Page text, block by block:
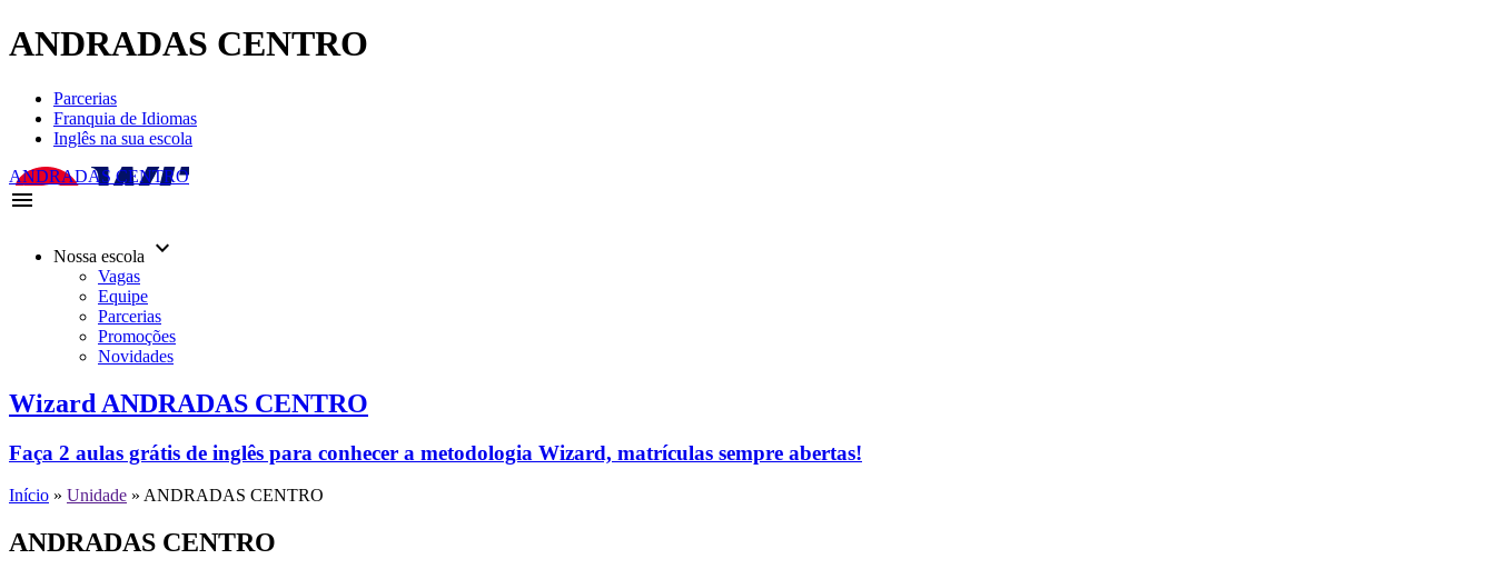
ANDRADAS CENTRO
Parcerias
Franquia de Idiomas
Inglês na sua escola
ANDRADAS CENTRO
menu
Nossa escola keyboard_arrow_down
Vagas
Equipe
Parcerias
Promoções
Novidades
Wizard ANDRADAS CENTRO
Faça 2 aulas grátis de inglês para conhecer a metodologia Wizard, matrículas sempre abertas!
Início » Unidade » ANDRADAS CENTRO
ANDRADAS CENTRO